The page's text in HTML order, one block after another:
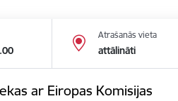
Atrašanās vieta
attālināti
ar Eiropas Komisijas